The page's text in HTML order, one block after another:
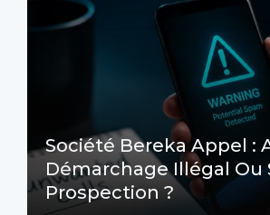
Société Bereka Appel :
Démarchage Illégal Ou
Prospection ?